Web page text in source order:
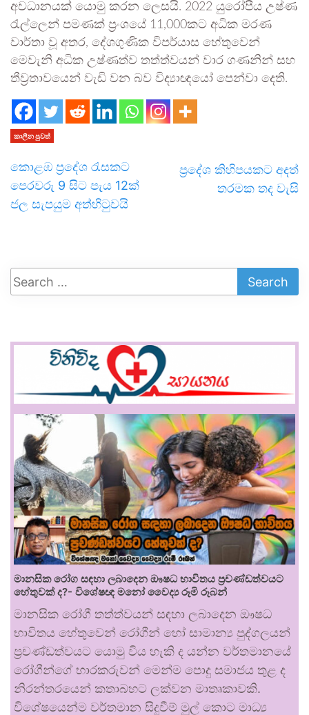
අවධානයක් යොමු කරන ලෙසයි. 2022 යුරෝපීය උෂ්ණ
රැල්ලෙන් පමණක් ප්‍රංශයේ 11,000කට අධික මරණ
වාර්තා වූ අතර, දේශගුණික විපර්යාස හේතුවෙන්
මෙවැනි අධික උෂ්ණත්ව තත්ත්වයන් වාර ගණනින් සහ
තීව්‍රතාවයෙන් වැඩි වන බව විද්‍යාඥයෝ පෙන්වා දෙති.
කාලීන පුවත්
කොළඹ ප්‍රදේශ රැසකට
පෙරවරු 9 සිට පැය 12ක්
ජල සැපයුම අත්හිටුවයි
ප්‍රදේශ කිහිපයකට අදත්
තරමක තද වැසි
මානසික රෝග සඳහා ලබාදෙන ඖෂධ භාවිතය ප්‍රචණ්ඩත්වයට
හේතුවක් ද?- විශේෂඥ මනෝ වෛද්‍ය රූමි රූබන්
මානසික රෝගී තත්ත්වයන් සඳහා ලබාදෙන ඖෂධ
භාවිතය හේතුවෙන් රෝගීන් හෝ සාමාන්‍ය පුද්ගලයන්
ප්‍රචණ්ඩත්වයට යොමු විය හැකි ද යන්න වර්තමානයේ
රෝගීන්ගේ භාරකරුවන් මෙන්ම පොදු සමාජය තුළ ද
නිරන්තරයෙන් කතාබහට ලක්වන මාතෘකාවකි.
විශේෂයෙන්ම වර්තමාන සිදුවීම් මුල් කොට මාධ්‍ය